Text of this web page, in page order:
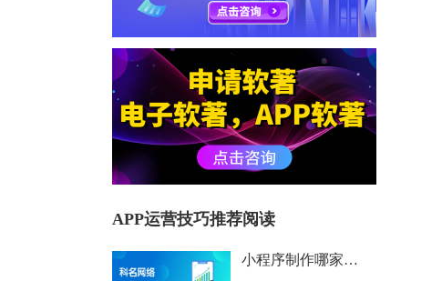
APP运营技巧推荐阅读
小程序制作哪家好？科名网络用专业筑牢企业数字化根基